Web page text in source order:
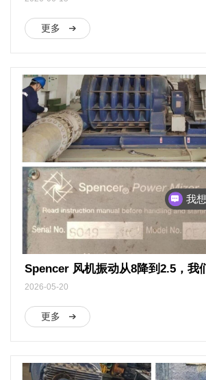
更多
Spencer 风机振动从8降到2.5，我
2026-05-20
更多